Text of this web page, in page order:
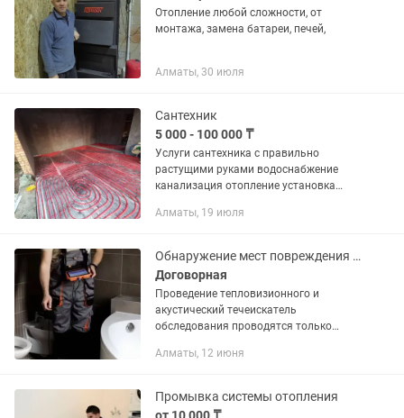
Отопление любой сложности, от
монтажа, замена батареи, печей,
Алматы, 30 июля
Сантехник
5 000 - 100 000 ₸
Услуги сантехника с правильно
растущими руками водоснабжение
канализация отопление установка
ванн душевых кабин замена смесителя
Алматы, 19 июля
Обнаружение мест повреждения труб ,протечка воды. Акустический течеи
Договорная
Проведение тепловизионного и
акустический течеискатель
обследования проводятся только
Тепловизор 2. Акустический
отопления, протечка...
Алматы, 12 июня
Промывка системы отопления